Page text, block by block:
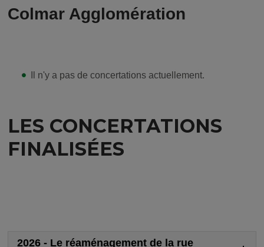
Colmar Agglomération
Il n'y a pas de concertations actuellement.
LES CONCERTATIONS
FINALISÉES
2026 - Le réaménagement de la rue